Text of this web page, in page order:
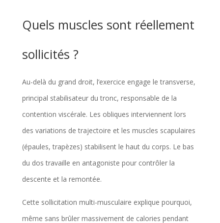
Quels muscles sont réellement
sollicités ?
Au-delà du grand droit, l’exercice engage le transverse,
principal stabilisateur du tronc, responsable de la
contention viscérale. Les obliques interviennent lors
des variations de trajectoire et les muscles scapulaires
(épaules, trapèzes) stabilisent le haut du corps. Le bas
du dos travaille en antagoniste pour contrôler la
descente et la remontée.
Cette sollicitation multi-musculaire explique pourquoi,
même sans brûler massivement de calories pendant